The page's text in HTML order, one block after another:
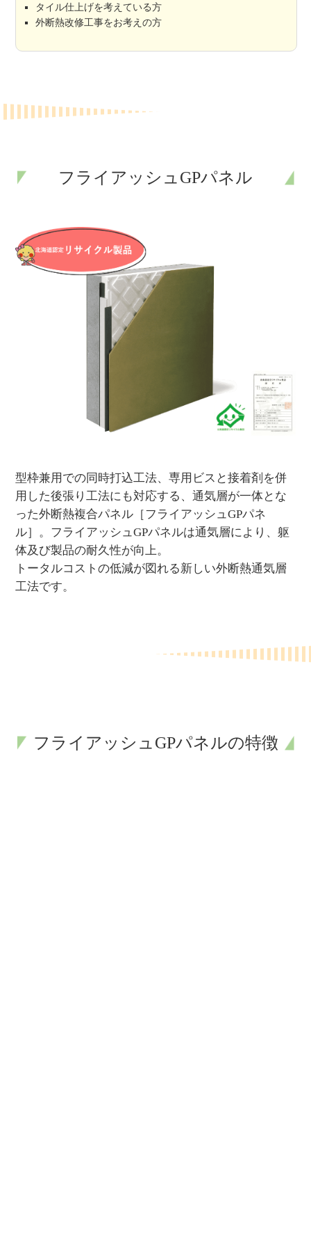
タイル仕上げを考えている方
外断熱改修工事をお考えの方
フライアッシュGPパネル
型枠兼用での同時打込工法、専用ビスと接着剤を併
用した後張り工法にも対応する、通気層が一体とな
った外断熱複合パネル［フライアッシュGPパネ
ル］。フライアッシュGPパネルは通気層により、躯
体及び製品の耐久性が向上。
トータルコストの低減が図れる新しい外断熱通気層
工法です。
フライアッシュGPパネルの特徴